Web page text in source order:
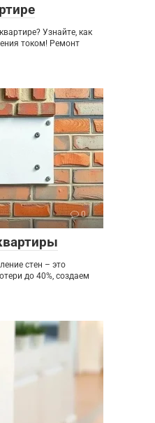
Узнайте, как
током! Ремонт
0
стен – это
до 40%, создаем